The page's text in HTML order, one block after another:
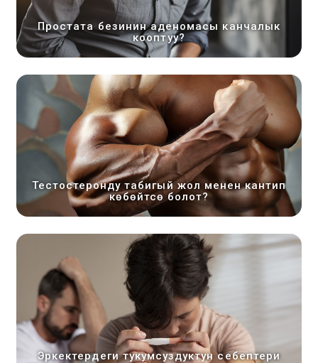
Простата безинин аденомасы канчалык
кооптуу?
Тестостеронду табигый жол менен кантип
көбөйтсө болот?
Эркектердеги тукумсуздуктун себептери